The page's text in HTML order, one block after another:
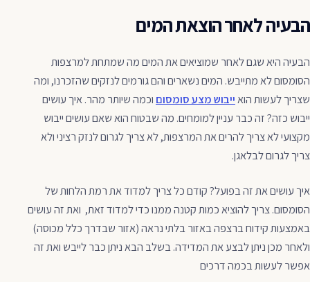
הבעיה לאחר הוצאת המים
הבעיה היא שגם לאחר שמוציאים את המים מה שמתחת למרצפות
הסומסום לא מתייבש. המים נשארים והם גורמים לנזקים שהזכרנו, ומה
שצריך לעשות הואייבוש מצע סומסום וכמה שיותר מהר. איך עושים
ייבוש כזה? זה כבר עניין למומחים. מה שבטוח הוא שאם עושים ייבוש
מקצועי לא צריך להרים את המרצפות, לא צריך לגרום לנזק רציני ולא
צריך לגרום לבלאגן.
איך עושים את זה בפועל? קודם כל צריך למדוד את רמת הלחות של
הסומסום. צריך להוציא כמות קטנה ממנו כדי למדוד זאת, ואת זה עושים
באמצעות קידוח ברצפה באזור בלתי נראה (אזור שבדרך כלל מכוסה)
ולאחר מכן ניתן לבצע את המדידה. בשלב הבא ניתן כבר לייבש ואת זה
אפשר לעשות בכמה דרכים